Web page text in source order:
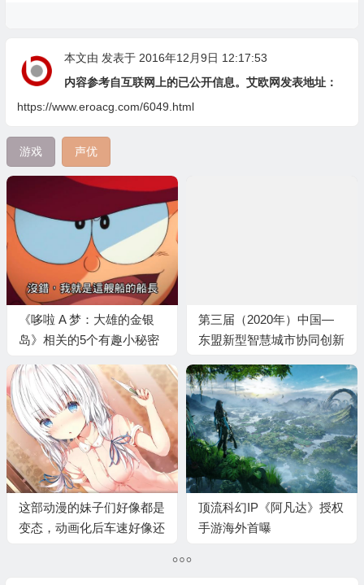
本文由 发表于 2016年12月9日 12:17:53
内容参考自互联网上的已公开信息。艾欧网发表地址：
https://www.eroacg.com/6049.html
游戏 声优
《哆啦 A 梦：大雄的金银
岛》相关的5个有趣小秘密
第三届（2020年）中国—
东盟新型智慧城市协同创新
落幕
这部动漫的妹子们好像都是
变态，动画化后车速好像还
顶流科幻IP《阿凡达》授权
手游海外首曝